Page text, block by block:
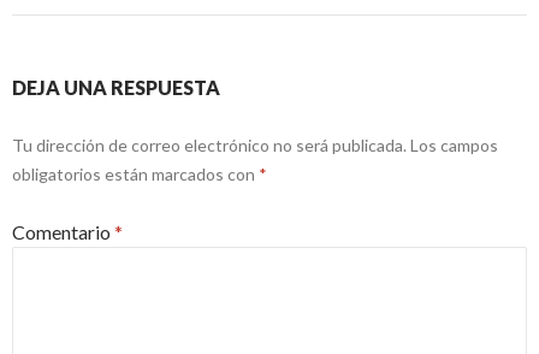
DEJA UNA RESPUESTA
Tu dirección de correo electrónico no será publicada. Los campos
obligatorios están marcados con *
Comentario *